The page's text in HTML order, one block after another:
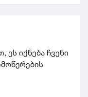
ეს იქნება ჩვენი